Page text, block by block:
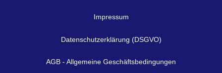
Impressum
Datenschutzerklärung (DSGVO)
AGB - Allgemeine Geschäftsbedingungen